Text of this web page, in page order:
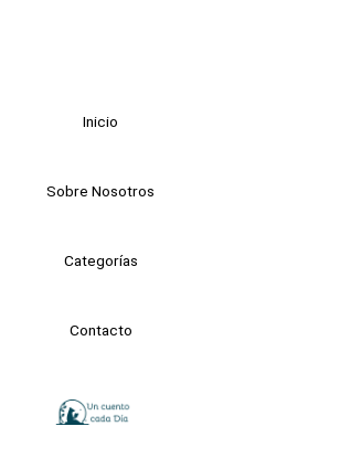
Inicio
Sobre Nosotros
Categorías
Contacto